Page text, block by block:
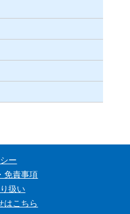
ー
免責事項
扱い
はこちら